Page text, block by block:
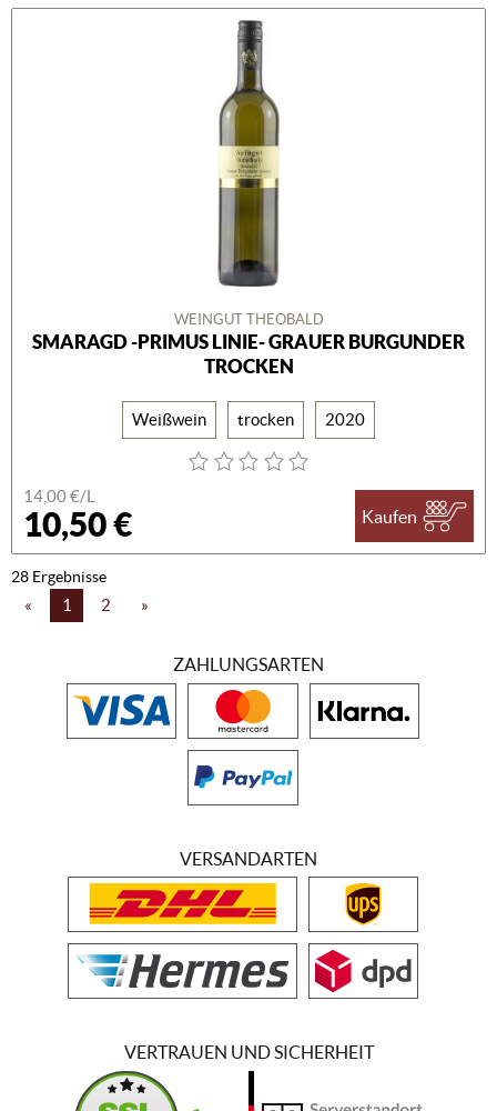
WEINGUT THEOBALD
SMARAGD -PRIMUS LINIE- GRAUER BURGUNDER
TROCKEN
Weißwein trocken 2020
14,00 €/L
10,50 € Kaufen
28 Ergebnisse
« 1 2 »
ZAHLUNGSARTEN
VERSANDARTEN
VERTRAUEN UND SICHERHEIT